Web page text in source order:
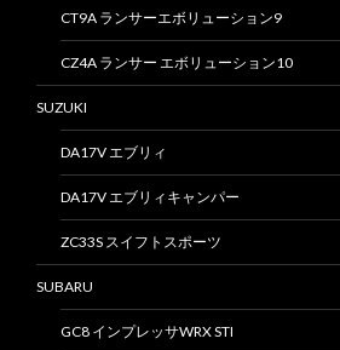
CT9A ランサーエボリューション9
CZ4A ランサー エボリューション10
SUZUKI
DA17V エブリィ
DA17V エブリィキャンパー
ZC33S スイフトスポーツ
SUBARU
GC8 インプレッサWRX STI